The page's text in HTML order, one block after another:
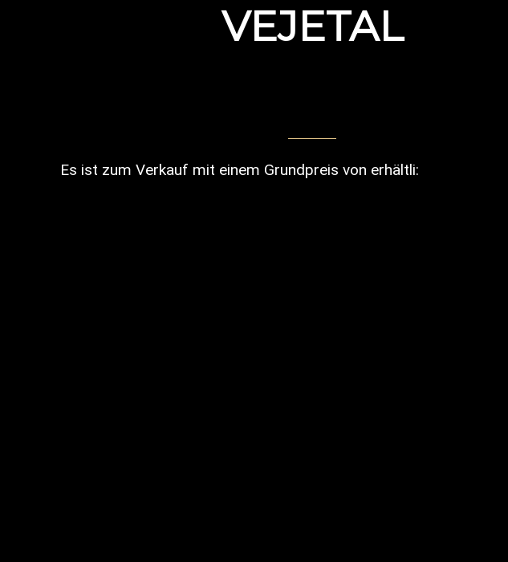
VEJETAL
Es ist zum Verkauf mit einem Grundpreis von erhältli: